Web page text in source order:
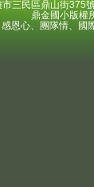
三民區鼎山街
鼎金國小版權
恩心、團隊情、國